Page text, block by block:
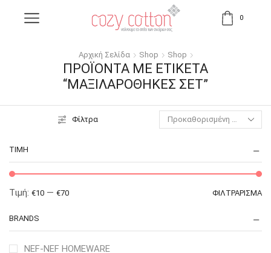
0
Αρχική Σελίδα Shop Shop
ΠΡΟΪΌΝΤΑ ΜΕ ΕΤΙΚΈΤΑ
“ΜΑΞΙΛΑΡΟΘΉΚΕΣ ΣΕΤ”
Φίλτρα
ΤΙΜΉ
ΦΙΛΤΡΆΡΙΣΜΑ
Τιμή: €10 — €70
BRANDS
NEF-NEF HOMEWARE